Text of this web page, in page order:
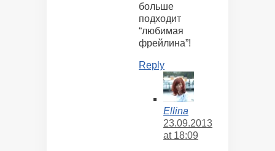
больше
подходит
“любимая
фрейлина”!
Reply
Ellina
23.09.2013
at 18:09